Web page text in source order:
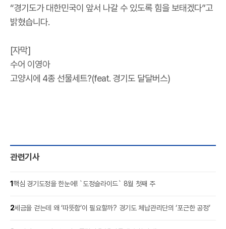
“경기도가 대한민국이 앞서 나갈 수 있도록 힘을 보태겠다”고
밝혔습니다.
[자막]
수어 이영아
고양시에 4종 선물세트?(feat. 경기도 달달버스)
관련기사
1핵심 경기도정을 한눈에! `도정슬라이드` 8월 첫째 주
2세금을 걷는데 왜 ‘따뜻함’이 필요할까? 경기도 체납관리단의 ‘포근한 공정’